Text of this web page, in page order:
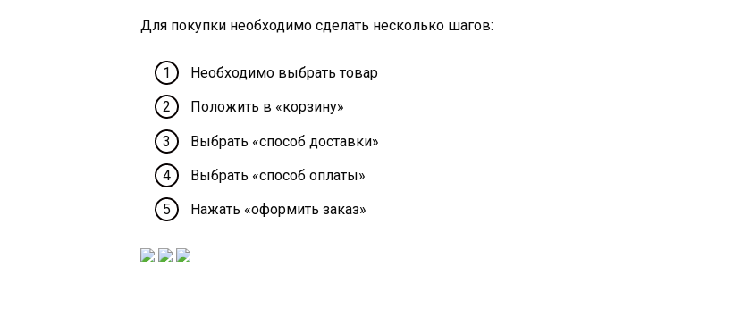
Для покупки необходимо сделать несколько шагов:
Необходимо выбрать товар
Положить в «корзину»
Выбрать «способ доставки»
Выбрать «способ оплаты»
Нажать «оформить заказ»